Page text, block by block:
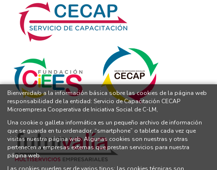
Bienvenida/o a la información básica sobre las cookies de la página web
responsabilidad de la entidad: Servicio de Capacitación CECAP
Microempresa Cooperativa de Iniciativa Social de C-LM,
Una cookie o galleta informática es un pequeño archivo de información
que se guarda en tu ordenador, “smartphone” o tableta cada vez que
visitas nuestra página web. Algunas cookies son nuestras y otras
pertenecen a empresas externas que prestan servicios para nuestra
página web.